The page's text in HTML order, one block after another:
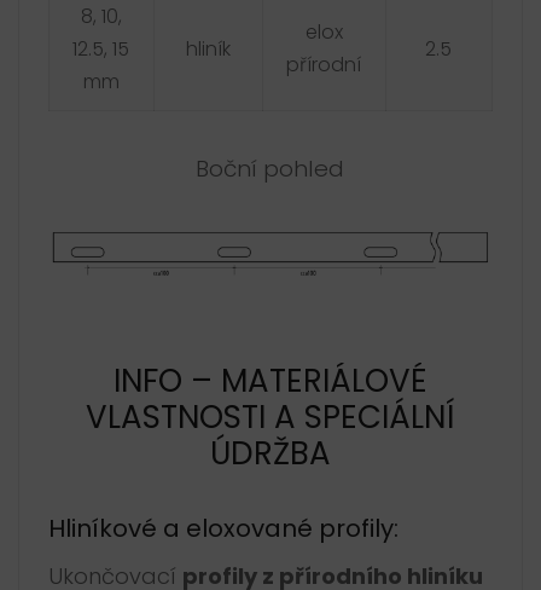
8, 10,
12.5, 15
mm
hliník
elox
přírodní
2.5
Boční pohled
INFO – MATERIÁLOVÉ
VLASTNOSTI A SPECIÁLNÍ
ÚDRŽBA
Hliníkové a eloxované profily:
Ukončovací profily z přírodního hliníku